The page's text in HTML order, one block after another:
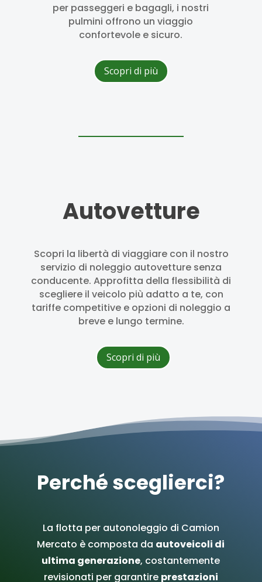
per passeggeri e bagagli, i nostri
pulmini offrono un viaggio
confortevole e sicuro.
Scopri di più
Autovetture
Scopri la libertà di viaggiare con il nostro
servizio di noleggio autovetture senza
conducente. Approfitta della flessibilità di
scegliere il veicolo più adatto a te, con
tariffe competitive e opzioni di noleggio a
breve e lungo termine.
Scopri di più
Perché sceglierci?
La flotta per autonoleggio di Camion
Mercato è composta da autoveicoli di
ultima generazione, costantemente
revisionati per garantire prestazioni